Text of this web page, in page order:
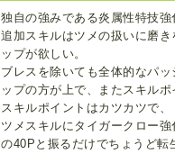
独自の強みである炎属性特技
追加スキルはツメの扱いに磨き
ップが欲しい。
ブレスを除いても全体的なパ
ップの方が上で、またスキルポ
スキルポイントはカツカツで
ツメスキルにタイガークロー
の40Pと振るだけでちょうど転